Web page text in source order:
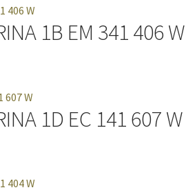
1B EM 341 406 W
1D EC 141 607 W